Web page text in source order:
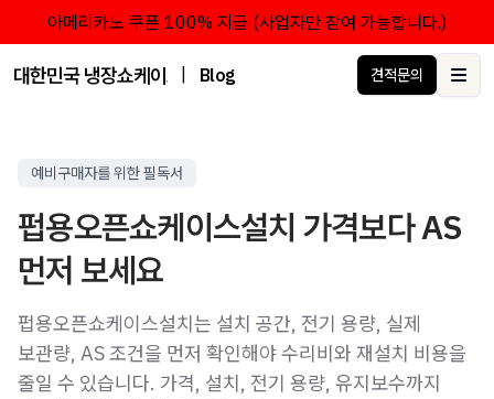
아메리카노 쿠폰 100% 지급 (사업자만 참여 가능합니다.)
대한민국 냉장쇼케이스 점유율 1위 브랜드 한성쇼케이스
Blog 견적문의
예비구매자를 위한 필독서
펍용오픈쇼케이스설치 가격보다 AS
먼저 보세요
펍용오픈쇼케이스설치는 설치 공간, 전기 용량, 실제
보관량, AS 조건을 먼저 확인해야 수리비와 재설치 비용을
줄일 수 있습니다. 가격, 설치, 전기 용량, 유지보수까지